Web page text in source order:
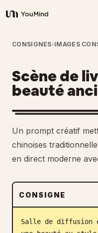
YouMind
Aperçu
Cas d'usage
Compétences
Invites
Télécharger
CONSIGNES›IMAGES
Scène de
beauté
Un prompt créatif
chinoises
en direct moderne
CONSIGNE
Salle de diffusion